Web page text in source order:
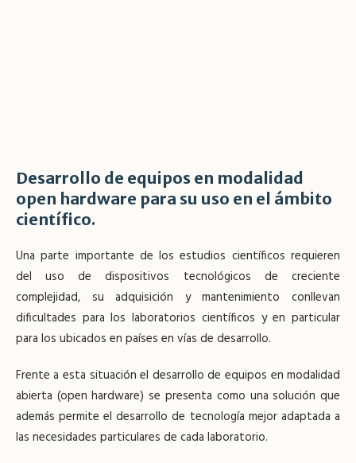
Desarrollo de equipos en modalidad
open hardware para su uso en el ámbito
científico.
Una parte importante de los estudios científicos requieren
del uso de dispositivos tecnológicos de creciente
complejidad, su adquisición y mantenimiento conllevan
dificultades para los laboratorios científicos y en particular
para los ubicados en países en vías de desarrollo.
Frente a esta situación el desarrollo de equipos en modalidad
abierta (open hardware) se presenta como una solución que
además permite el desarrollo de tecnología mejor adaptada a
las necesidades particulares de cada laboratorio.